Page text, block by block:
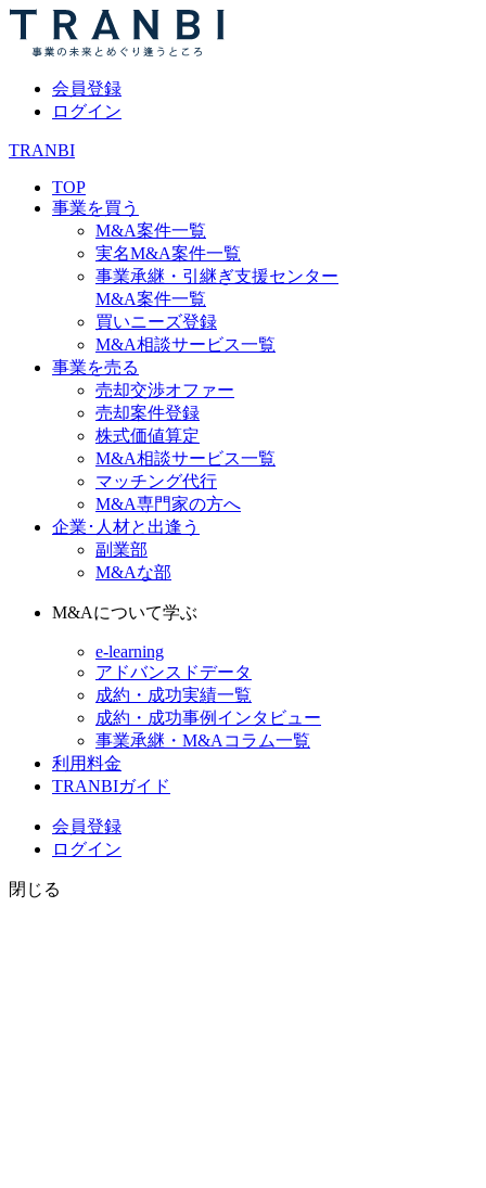
会員登録
ログイン
TRANBI
TOP
事業を買う
M&A案件一覧
実名M&A案件一覧
事業承継・引継ぎ支援センター
M&A案件一覧
買いニーズ登録
M&A相談サービス一覧
事業を売る
売却交渉オファー
売却案件登録
株式価値算定
M&A相談サービス一覧
マッチング代行
M&A専門家の方へ
企業･人材と出逢う
副業部
M&Aな部
M&Aについて学ぶ
e-learning
アドバンスドデータ
成約・成功実績一覧
成約・成功事例インタビュー
事業承継・M&Aコラム一覧
利用料金
TRANBIガイド
会員登録
ログイン
閉じる